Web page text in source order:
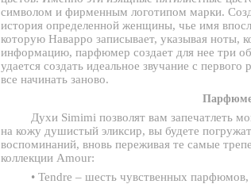
символом и фирменным логотипом марки.
история определенной женщины, чье имя
которую Наварро записывает, указывая ноты,
информацию, парфюмер создает для нее три
удается создать идеальное звучание с
все начинать заново.
Духи Simimi позволят вам запечатлеть
на кожу душистый эликсир, вы будете
воспоминаний, вновь переживая те самые
коллекции Amour:
• Tendre – шесть чувственных